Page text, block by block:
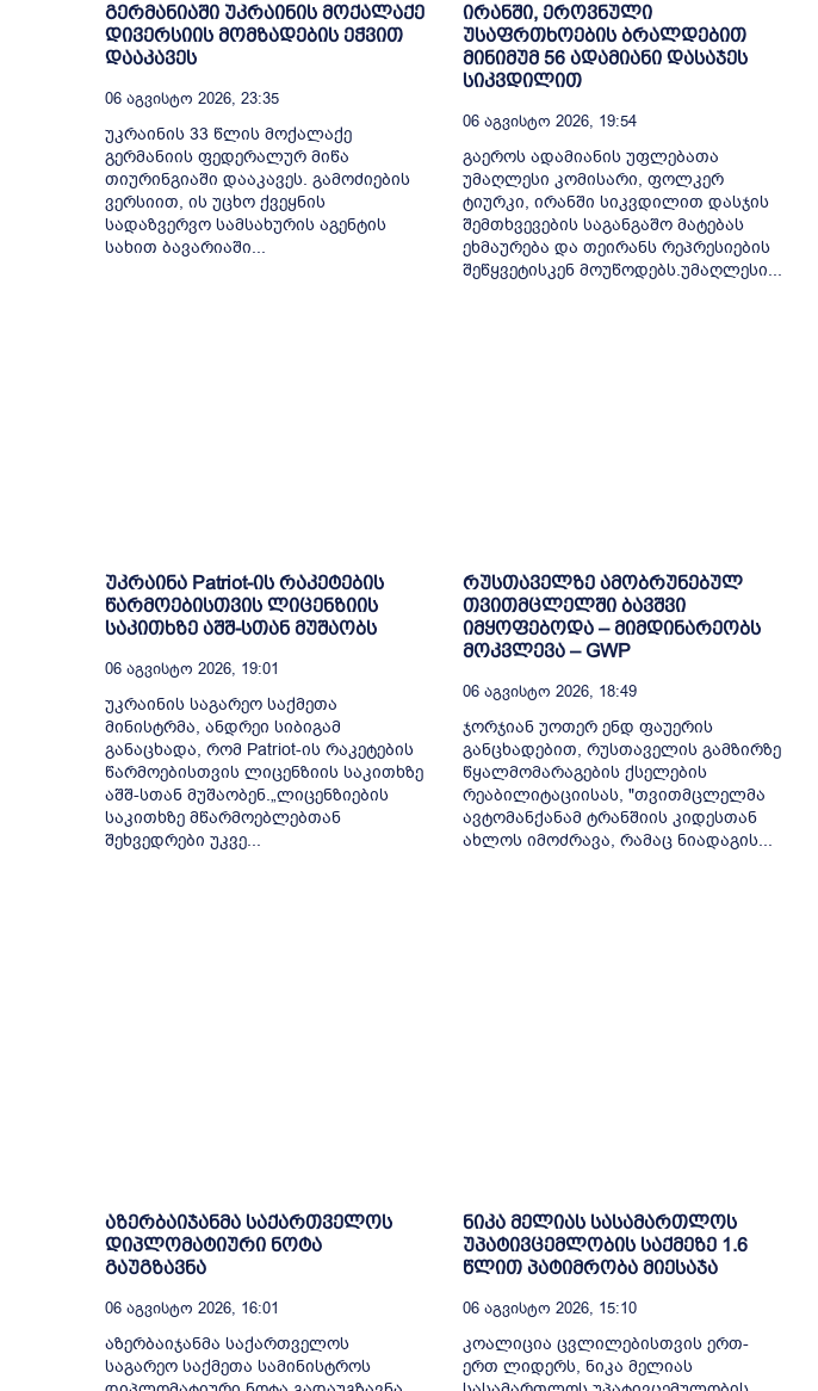
გერმანიაში უკრაინის მოქალაქე
დივერსიის მომზადების ეჭვით
დააკავეს
06 Აგვისტო 2026, 23:35
უკრაინის 33 წლის მოქალაქე
გერმანიის ფედერალურ მიწა
თიურინგიაში დააკავეს. გამოძიების
ვერსიით, ის უცხო ქვეყნის
სადაზვერვო სამსახურის აგენტის
სახით ბავარიაში...
ირანში, ეროვნული
უსაფრთხოების ბრალდებით
მინიმუმ 56 ადამიანი დასაჯეს
სიკვდილით
06 Აგვისტო 2026, 19:54
გაეროს ადამიანის უფლებათა
უმაღლესი კომისარი, ფოლკერ
ტიურკი, ირანში სიკვდილით დასჯის
შემთხვევების საგანგაშო მატებას
ეხმაურება და თეირანს რეპრესიების
შეწყვეტისკენ მოუწოდებს.უმაღლესი...
უკრაინა Patriot-ის რაკეტების
წარმოებისთვის ლიცენზიის
საკითხზე აშშ-სთან მუშაობს
06 Აგვისტო 2026, 19:01
უკრაინის საგარეო საქმეთა
მინისტრმა, ანდრეი სიბიგამ
განაცხადა, რომ Patriot-ის რაკეტების
წარმოებისთვის ლიცენზიის საკითხზე
აშშ-სთან მუშაობენ.„ლიცენზიების
საკითხზე მწარმოებლებთან
შეხვედრები უკვე...
რუსთაველზე ამობრუნებულ
თვითმცლელში ბავშვი
იმყოფებოდა – მიმდინარეობს
მოკვლევა – GWP
06 Აგვისტო 2026, 18:49
ჯორჯიან უოთერ ენდ ფაუერის
განცხადებით, რუსთაველის გამზირზე
წყალმომარაგების ქსელების
რეაბილიტაციისას, "თვითმცლელმა
ავტომანქანამ ტრანშიის კიდესთან
ახლოს იმოძრავა, რამაც ნიადაგის...
აზერბაიჯანმა საქართველოს
დიპლომატიური ნოტა
გაუგზავნა
06 Აგვისტო 2026, 16:01
აზერბაიჯანმა საქართველოს
საგარეო საქმეთა სამინისტროს
ნიკა მელიას სასამართლოს
უპატივცემლობის საქმეზე 1.6
წლით პატიმრობა მიესაჯა
06 Აგვისტო 2026, 15:10
კოალიცია ცვლილებისთვის ერთ-
ერთ ლიდერს, ნიკა მელიას